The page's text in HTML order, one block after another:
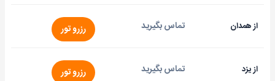
از همدان تماس بگیرید رزرو تور
از یزد تماس بگیرید رزرو تور